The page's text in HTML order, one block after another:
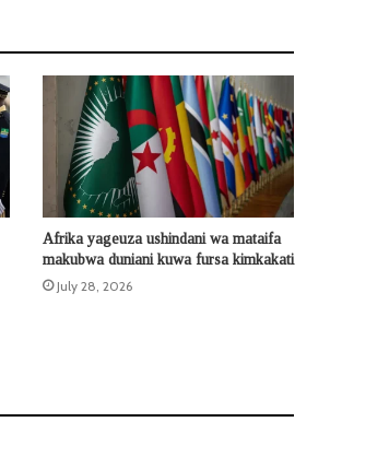
Afrika yageuza ushindani wa mataifa
makubwa duniani kuwa fursa kimkakati
July 28, 2026